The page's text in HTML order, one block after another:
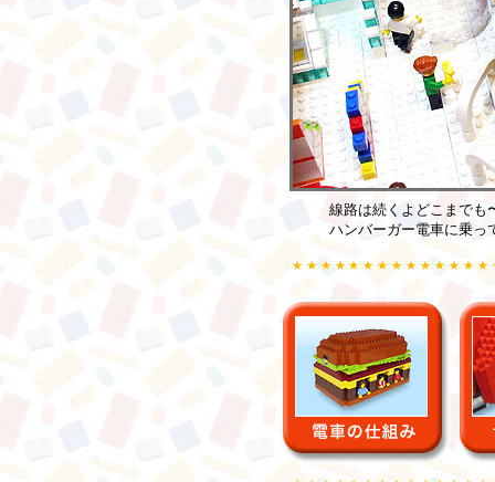
線路は続くよどこまでも
ハンバーガー電車に乗っ